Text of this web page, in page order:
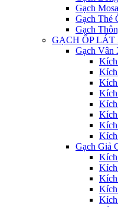
Gạch
Gạch Thẻ
Gạch
GẠCH ỐP
Gạch Vân
Gạch Giả